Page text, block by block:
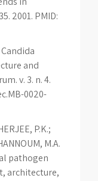
2001. PMID:
Candida
and
v. 3. n. 4.
0020-
P.K.;
M.A.
pathogen
architecture,